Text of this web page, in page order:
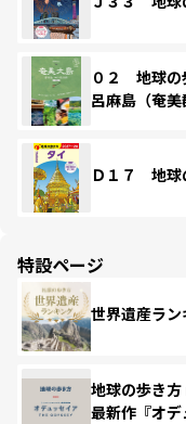
０２ 地球
呂麻島（奄
Ｄ１７ 地
特設ページ
世界遺産ラ
地球の歩き
最新作『オデ